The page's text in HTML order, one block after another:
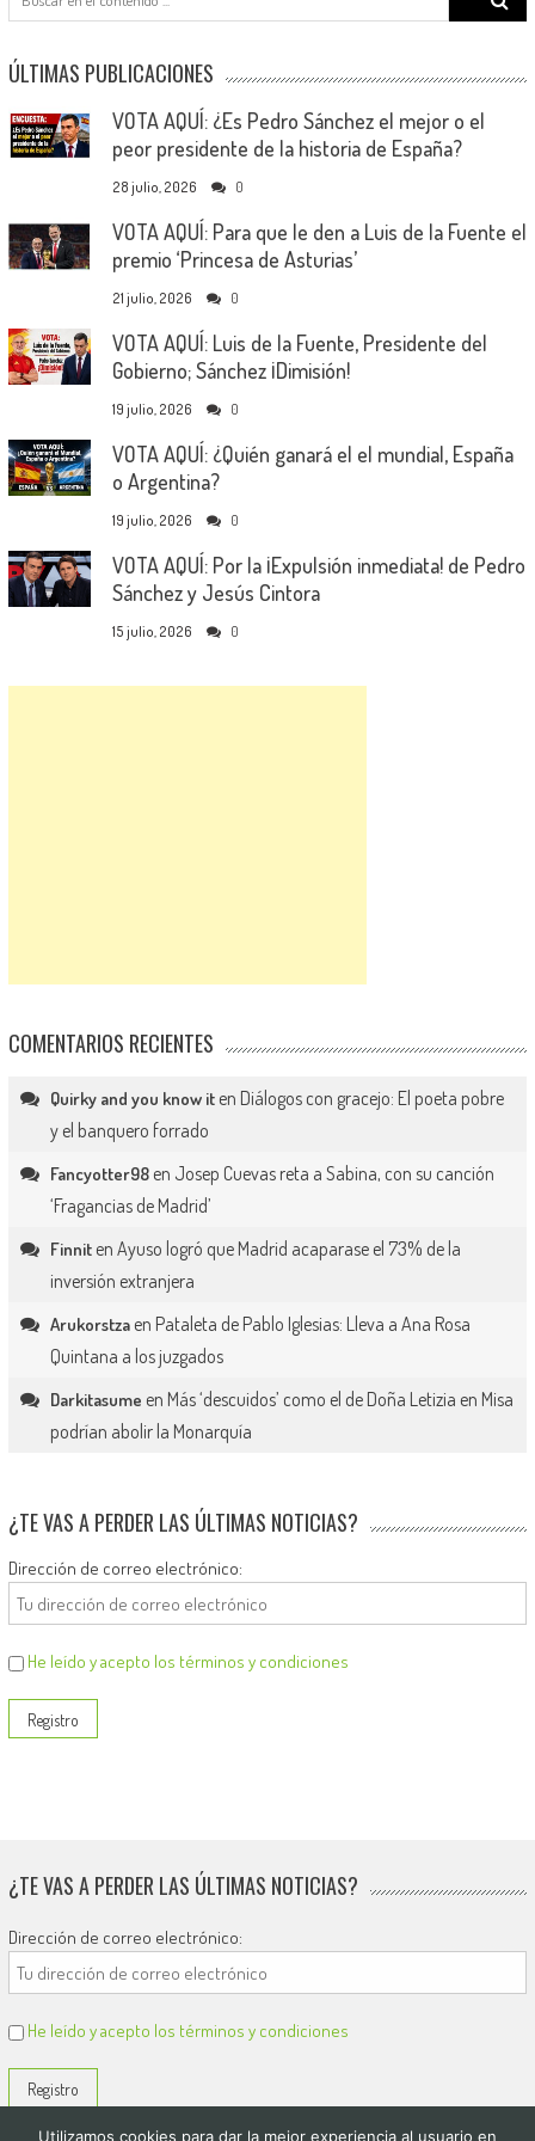
for:
ÚLTIMAS PUBLICACIONES
VOTA AQUÍ: ¿Es Pedro Sánchez el mejor o el
peor presidente de la historia de España?
28 julio, 2026 0
VOTA AQUÍ: Para que le den a Luis de la Fuente el
premio ‘Princesa de Asturias’
21 julio, 2026 0
VOTA AQUÍ: Luis de la Fuente, Presidente del
Gobierno; Sánchez ¡Dimisión!
19 julio, 2026 0
VOTA AQUÍ: ¿Quién ganará el el mundial, España
o Argentina?
19 julio, 2026 0
VOTA AQUÍ: Por la ¡Expulsión inmediata! de Pedro
Sánchez y Jesús Cintora
15 julio, 2026 0
COMENTARIOS RECIENTES
Quirky and you know iten Diálogos con gracejo: El poeta pobre
y el banquero forrado
Fancyotter98en Josep Cuevas reta a Sabina, con su canción
‘Fragancias de Madrid’
Finniten Ayuso logró que Madrid acaparase el 73% de la
inversión extranjera
Arukorstzaen Pataleta de Pablo Iglesias: Lleva a Ana Rosa
Quintana a los juzgados
Darkitasume en Más ‘descuidos’ como el de Doña Letizia en Misa
podrían abolir la Monarquía
¿TE VAS A PERDER LAS ÚLTIMAS NOTICIAS?
Dirección de correo electrónico:
He leído y acepto los términos y condiciones
¿TE VAS A PERDER LAS ÚLTIMAS NOTICIAS?
Dirección de correo electrónico:
He leído y acepto los términos y condiciones
Utilizamos cookies para dar la mejor experiencia al usuario en